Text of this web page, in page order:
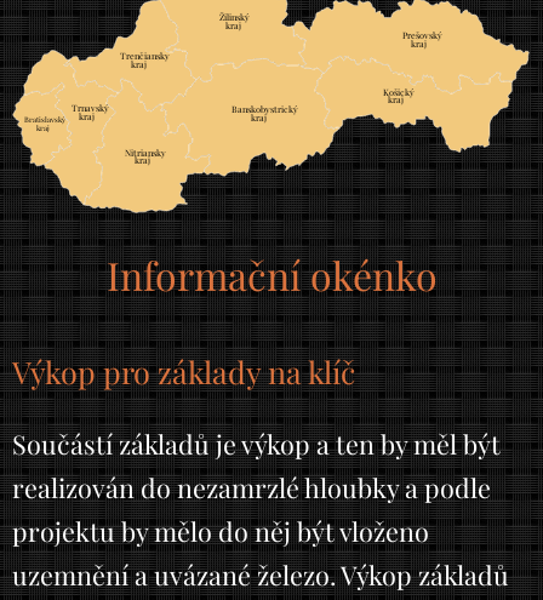
Bratislavský
kraj
Trnavský
kraj
Nitriansky
kraj
Trenčiansky
kraj
Banskobystrický
kraj
Košický
kraj
Prešovský
kraj
Žilinský
kraj
Informační okénko
Výkop pro základy na klíč
Součástí základů je výkop a ten by měl být
realizován do nezamrzlé hloubky a podle
projektu by mělo do něj být vloženo
uzemnění a uvázané železo. Výkop základů